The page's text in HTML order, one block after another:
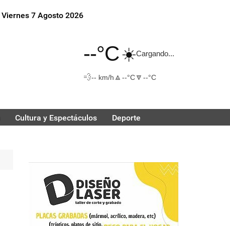
Viernes 7 Agosto 2026
--°C☀️Cargando...
💨-- km/h 🔼 --°C🔽 --°C
Cultura y Espectáculos Deporte